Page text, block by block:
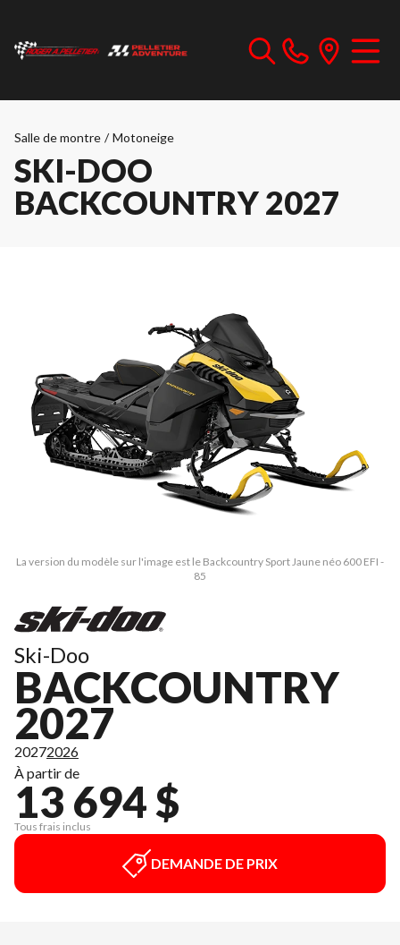
Salle de montre / Motoneige
SKI-DOO
BACKCOUNTRY 2027
La version du modèle sur l'image est le Backcountry Sport Jaune néo 600 EFI -
85
Ski-Doo
BACKCOUNTRY
2027
20272026
À partir de
13 694 $
Tous frais inclus
DEMANDE DE PRIX